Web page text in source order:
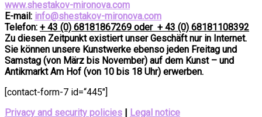
www.shestakov-mironova.com
E-mail: info@shestakov-mironova.com
Telefon: + 43 (0) 68181867269 oder + 43 (0) 68181108392
Zu diesen Zeitpunkt existiert unser Geschäft nur in Internet.
Sie können unsere Kunstwerke ebenso jeden Freitag und
Samstag (von März bis November) auf dem Kunst – und
Antikmarkt Am Hof (von 10 bis 18 Uhr) erwerben.
[contact-form-7 id=“445″]
Privacy and security policies | Legal notice